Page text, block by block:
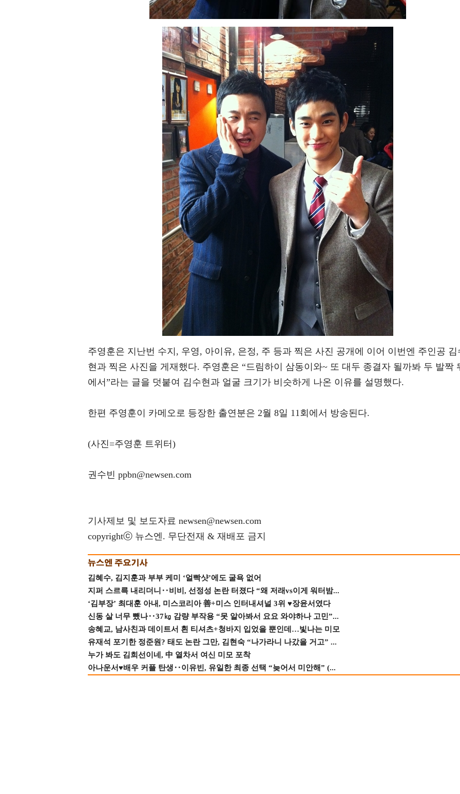
주영훈은 지난번 수지, 우영, 아이유, 은정, 주 등과 찍은 사진 공개에 이어 이번엔 주인공 김
현과 찍은 사진을 게재했다. 주영훈은 “드림하이 삼동이와~ 또 대두 종결자 될까봐 두 발짝
에서”라는 글을 덧붙여 김수현과 얼굴 크기가 비슷하게 나온 이유를 설명했다.
한편 주영훈이 카메오로 등장한 출연분은 2월 8일 11회에서 방송된다.
(사진=주영훈 트위터)
권수빈 ppbn@newsen.com
기사제보 및 보도자료 newsen@newsen.com
copyrightⓒ 뉴스엔. 무단전재 & 재배포 금지
김혜수, 김지훈과 부부 케미 ‘얼빡샷’에도 굴욕 없어
지퍼 스르륵 내리더니‥비비, 선정성 논란 터졌다 “왜 저래vs이게 워터밤...
‘김부장’ 최대훈 아내, 미스코리아 善+미스 인터내셔널 3위 ♥장윤서였다
신동 살 너무 뺐나‥37㎏ 감량 부작용 “못 알아봐서 요요 와야하나 고민”...
송혜교, 남사친과 데이트서 흰 티셔츠+청바지 입었을 뿐인데…빛나는 미모
유재석 포기한 정준원? 태도 논란 그만, 김현숙 “나가라니 나갔을 거고” ...
누가 봐도 김희선이네, 中 열차서 여신 미모 포착
아나운서♥배우 커플 탄생‥이유빈, 유일한 최종 선택 “늦어서 미안해” (...